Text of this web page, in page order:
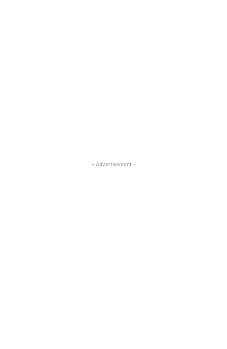
- Advertisement -